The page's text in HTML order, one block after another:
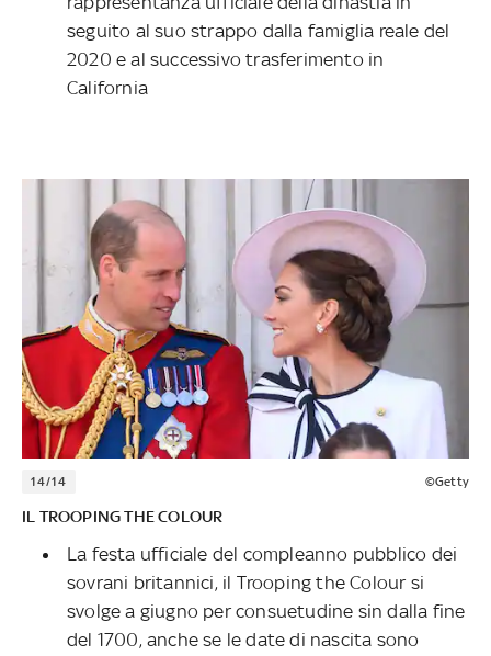
seguito al suo strappo dalla famiglia reale del
2020 e al successivo trasferimento in
California
14/14 ©Getty
IL TROOPING THE COLOUR
La festa ufficiale del compleanno pubblico dei
sovrani britannici, il Trooping the Colour si
svolge a giugno per consuetudine sin dalla fine
del 1700, anche se le date di nascita sono